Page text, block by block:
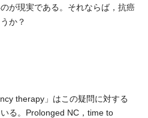
が現実である。それならば，抗癌
か？
therapy」はこの疑問に対する
る。Prolonged NC，time to